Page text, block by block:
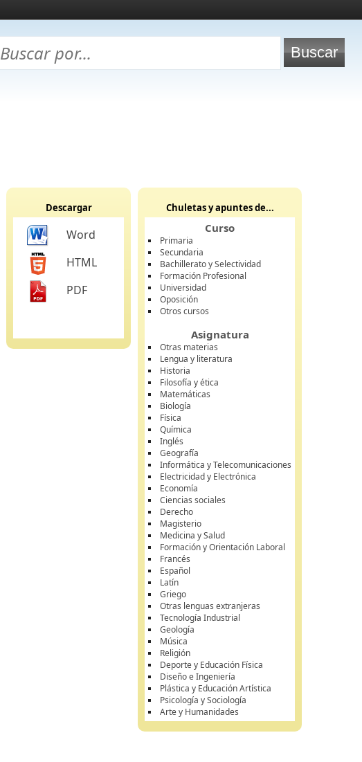
Descargar
Word
HTML
PDF
Chuletas y apuntes de...
Curso
Primaria
Secundaria
Bachillerato y Selectividad
Formación Profesional
Universidad
Oposición
Otros cursos
Asignatura
Otras materias
Lengua y literatura
Historia
Filosofía y ética
Matemáticas
Biología
Física
Química
Inglés
Geografía
Informática y Telecomunicaciones
Electricidad y Electrónica
Economía
Ciencias sociales
Derecho
Magisterio
Medicina y Salud
Formación y Orientación Laboral
Francés
Español
Latín
Griego
Otras lenguas extranjeras
Tecnología Industrial
Geología
Música
Religión
Deporte y Educación Física
Diseño e Ingeniería
Plástica y Educación Artística
Psicología y Sociología
Arte y Humanidades